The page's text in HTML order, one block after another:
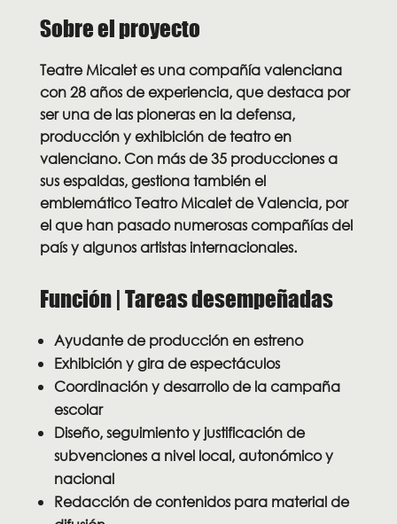
Sobre el proyecto
Teatre Micalet es una compañía valenciana
con 28 años de experiencia, que destaca por
ser una de las pioneras en la defensa,
producción y exhibición de teatro en
valenciano. Con más de 35 producciones a
sus espaldas, gestiona también el
emblemático Teatro Micalet de Valencia, por
el que han pasado numerosas compañías del
país y algunos artistas internacionales.
Función | Tareas desempeñadas
Ayudante de producción en estreno
Exhibición y gira de espectáculos
Coordinación y desarrollo de la campaña
escolar
Diseño, seguimiento y justificación de
subvenciones a nivel local, autonómico y
nacional
Redacción de contenidos para material de